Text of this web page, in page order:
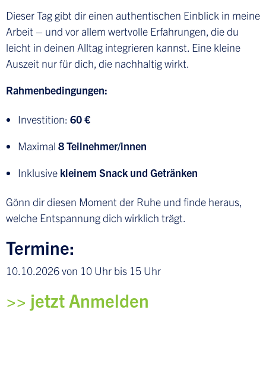
Dieser Tag gibt dir einen authentischen Einblick in meine
Arbeit – und vor allem wertvolle Erfahrungen, die du
leicht in deinen Alltag integrieren kannst. Eine kleine
Auszeit nur für dich, die nachhaltig wirkt.
Rahmenbedingungen:
Investition: 60 €
Maximal 8 Teilnehmer/innen
Inklusive kleinem Snack und Getränken
Gönn dir diesen Moment der Ruhe und finde heraus,
welche Entspannung dich wirklich trägt.
Termine:
10.10.2026 von 10 Uhr bis 15 Uhr
>> jetzt Anmelden